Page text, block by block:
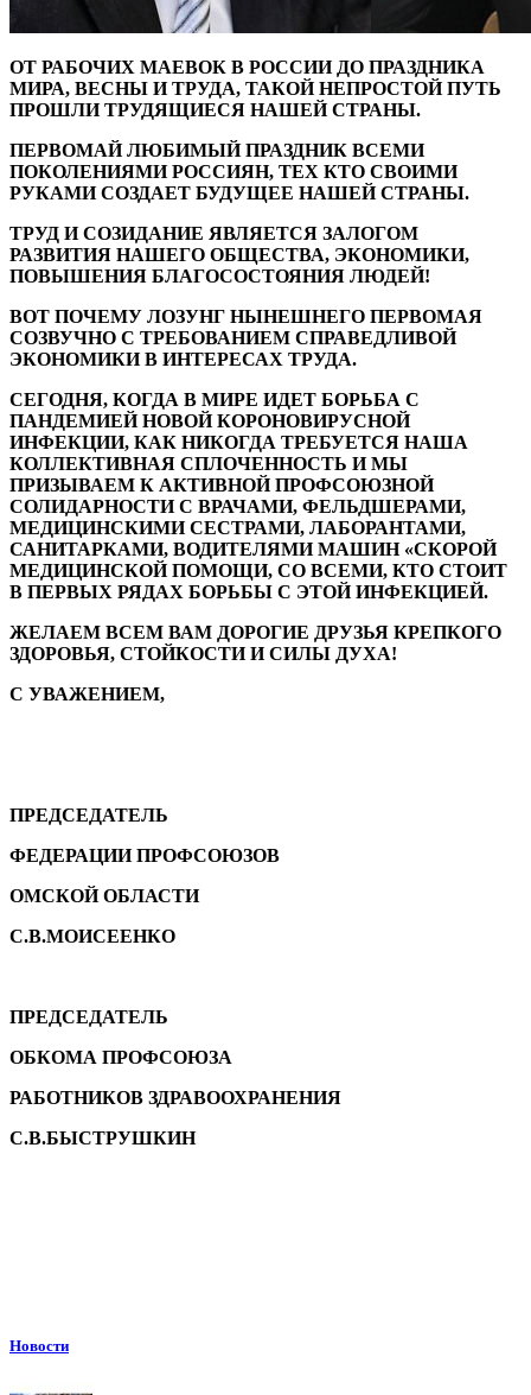
ОТ РАБОЧИХ МАЕВОК В РОССИИ ДО ПРАЗДНИКА
МИРА, ВЕСНЫ И ТРУДА, ТАКОЙ НЕПРОСТОЙ ПУТЬ
ПРОШЛИ ТРУДЯЩИЕСЯ НАШЕЙ СТРАНЫ.
ПЕРВОМАЙ ЛЮБИМЫЙ ПРАЗДНИК ВСЕМИ
ПОКОЛЕНИЯМИ РОССИЯН, ТЕХ КТО СВОИМИ
РУКАМИ СОЗДАЕТ БУДУЩЕЕ НАШЕЙ СТРАНЫ.
ТРУД И СОЗИДАНИЕ ЯВЛЯЕТСЯ ЗАЛОГОМ
РАЗВИТИЯ НАШЕГО ОБЩЕСТВА, ЭКОНОМИКИ,
ПОВЫШЕНИЯ БЛАГОСОСТОЯНИЯ ЛЮДЕЙ!
ВОТ ПОЧЕМУ ЛОЗУНГ НЫНЕШНЕГО ПЕРВОМАЯ
СОЗВУЧНО С ТРЕБОВАНИЕМ СПРАВЕДЛИВОЙ
ЭКОНОМИКИ В ИНТЕРЕСАХ ТРУДА.
СЕГОДНЯ, КОГДА В МИРЕ ИДЕТ БОРЬБА С
ПАНДЕМИЕЙ НОВОЙ КОРОНОВИРУСНОЙ
ИНФЕКЦИИ, КАК НИКОГДА ТРЕБУЕТСЯ НАША
КОЛЛЕКТИВНАЯ СПЛОЧЕННОСТЬ И МЫ
ПРИЗЫВАЕМ К АКТИВНОЙ ПРОФСОЮЗНОЙ
СОЛИДАРНОСТИ С ВРАЧАМИ, ФЕЛЬДШЕРАМИ,
МЕДИЦИНСКИМИ СЕСТРАМИ, ЛАБОРАНТАМИ,
САНИТАРКАМИ, ВОДИТЕЛЯМИ МАШИН «СКОРОЙ
МЕДИЦИНСКОЙ ПОМОЩИ, СО ВСЕМИ, КТО СТОИТ
В ПЕРВЫХ РЯДАХ БОРЬБЫ С ЭТОЙ ИНФЕКЦИЕЙ.
ЖЕЛАЕМ ВСЕМ ВАМ ДОРОГИЕ ДРУЗЬЯ КРЕПКОГО
ЗДОРОВЬЯ, СТОЙКОСТИ И СИЛЫ ДУХА!
С УВАЖЕНИЕМ,
ПРЕДСЕДАТЕЛЬ
ФЕДЕРАЦИИ ПРОФСОЮЗОВ
ОМСКОЙ ОБЛАСТИ
С.В.МОИСЕЕНКО
ПРЕДСЕДАТЕЛЬ
ОБКОМА ПРОФСОЮЗА
РАБОТНИКОВ ЗДРАВООХРАНЕНИЯ
С.В.БЫСТРУШКИН
Новости